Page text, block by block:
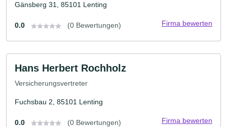
Gänsberg 31, 85101 Lenting
0.0 (0 Bewertungen) Firma bewerten
Hans Herbert Rochholz
Versicherungsvertreter
Fuchsbau 2, 85101 Lenting
0.0 (0 Bewertungen) Firma bewerten